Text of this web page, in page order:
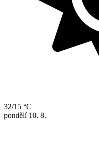
32/15 °C
pondělí 10. 8.